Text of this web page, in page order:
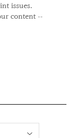
issues.
content --